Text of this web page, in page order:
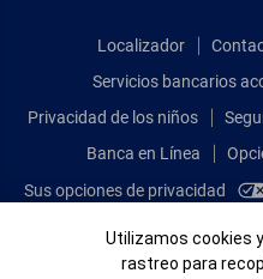
Localizador
Servicios bancarios
Privacidad de los niños
Banca en Línea
Sus opciones de privacidad
Ver sitio completo
Banner de Cookies
Utilizamos cookies
rastreo para